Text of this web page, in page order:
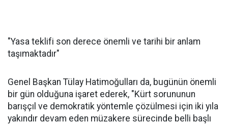
"Yasa teklifi son derece önemli ve tarihi bir anlam
taşımaktadır"
Genel Başkan Tülay Hatimoğulları da, bugünün önemli
bir gün olduğuna işaret ederek, "Kürt sorununun
barışçıl ve demokratik yöntemle çözülmesi için iki yıla
yakındır devam eden müzakere sürecinde belli başlı